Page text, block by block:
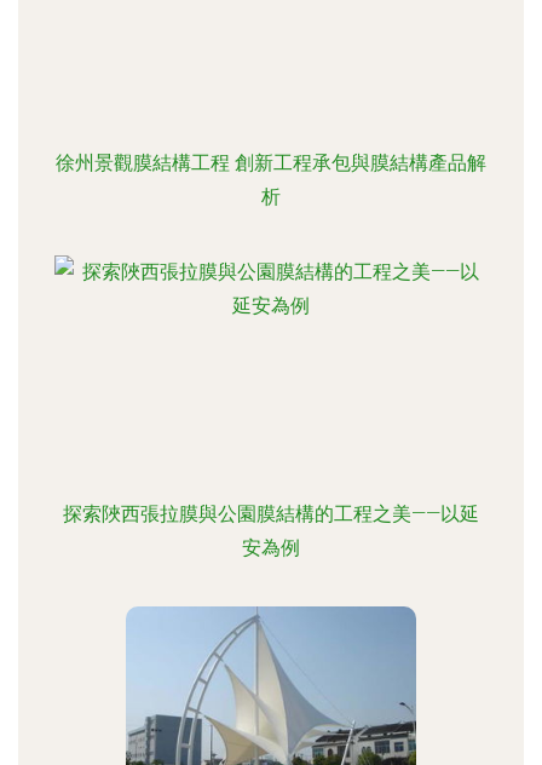
徐州景觀膜結構工程 創新工程承包與膜結構產品解
析
探索陜西張拉膜與公園膜結構的工程之美——以延
安為例